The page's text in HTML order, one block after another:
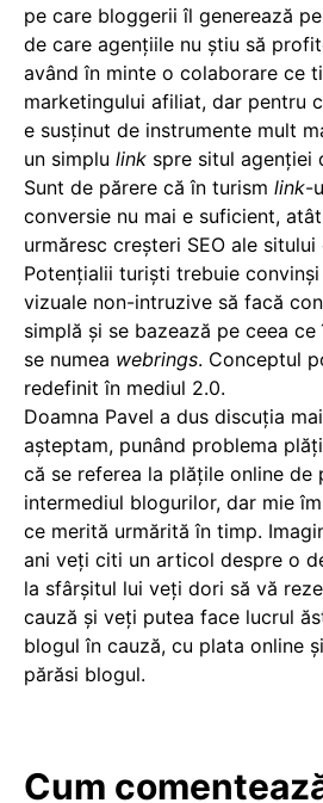
pe care bloggerii îl generează
de care agențiile nu știu să
având în minte o colaborare ce
marketingului afiliat, dar pentru
e susținut de instrumente mult
un simplu link spre situl agenției
Sunt de părere că în turism link-
conversie nu mai e suficient,
urmăresc creșteri SEO ale sitului
Potențialii turiști trebuie
vizuale non-intruzive să facă
simplă și se bazează pe ceea
se numea webrings. Conceptul
redefinit în mediul 2.0.
Doamna Pavel a dus discuția
așteptam, punând problema
că se referea la plățile online de
intermediul blogurilor, dar mie
ce merită urmărită în timp.
ani veți citi un articol despre o
la sfârșitul lui veți dori să vă
cauză și veți putea face lucrul
blogul în cauză, cu plata online
părăsi blogul.
Cum